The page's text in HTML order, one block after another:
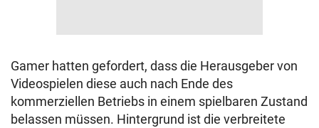
Gamer hatten gefordert, dass die Herausgeber von
Videospielen diese auch nach Ende des
kommerziellen Betriebs in einem spielbaren Zustand
belassen müssen. Hintergrund ist die verbreitete